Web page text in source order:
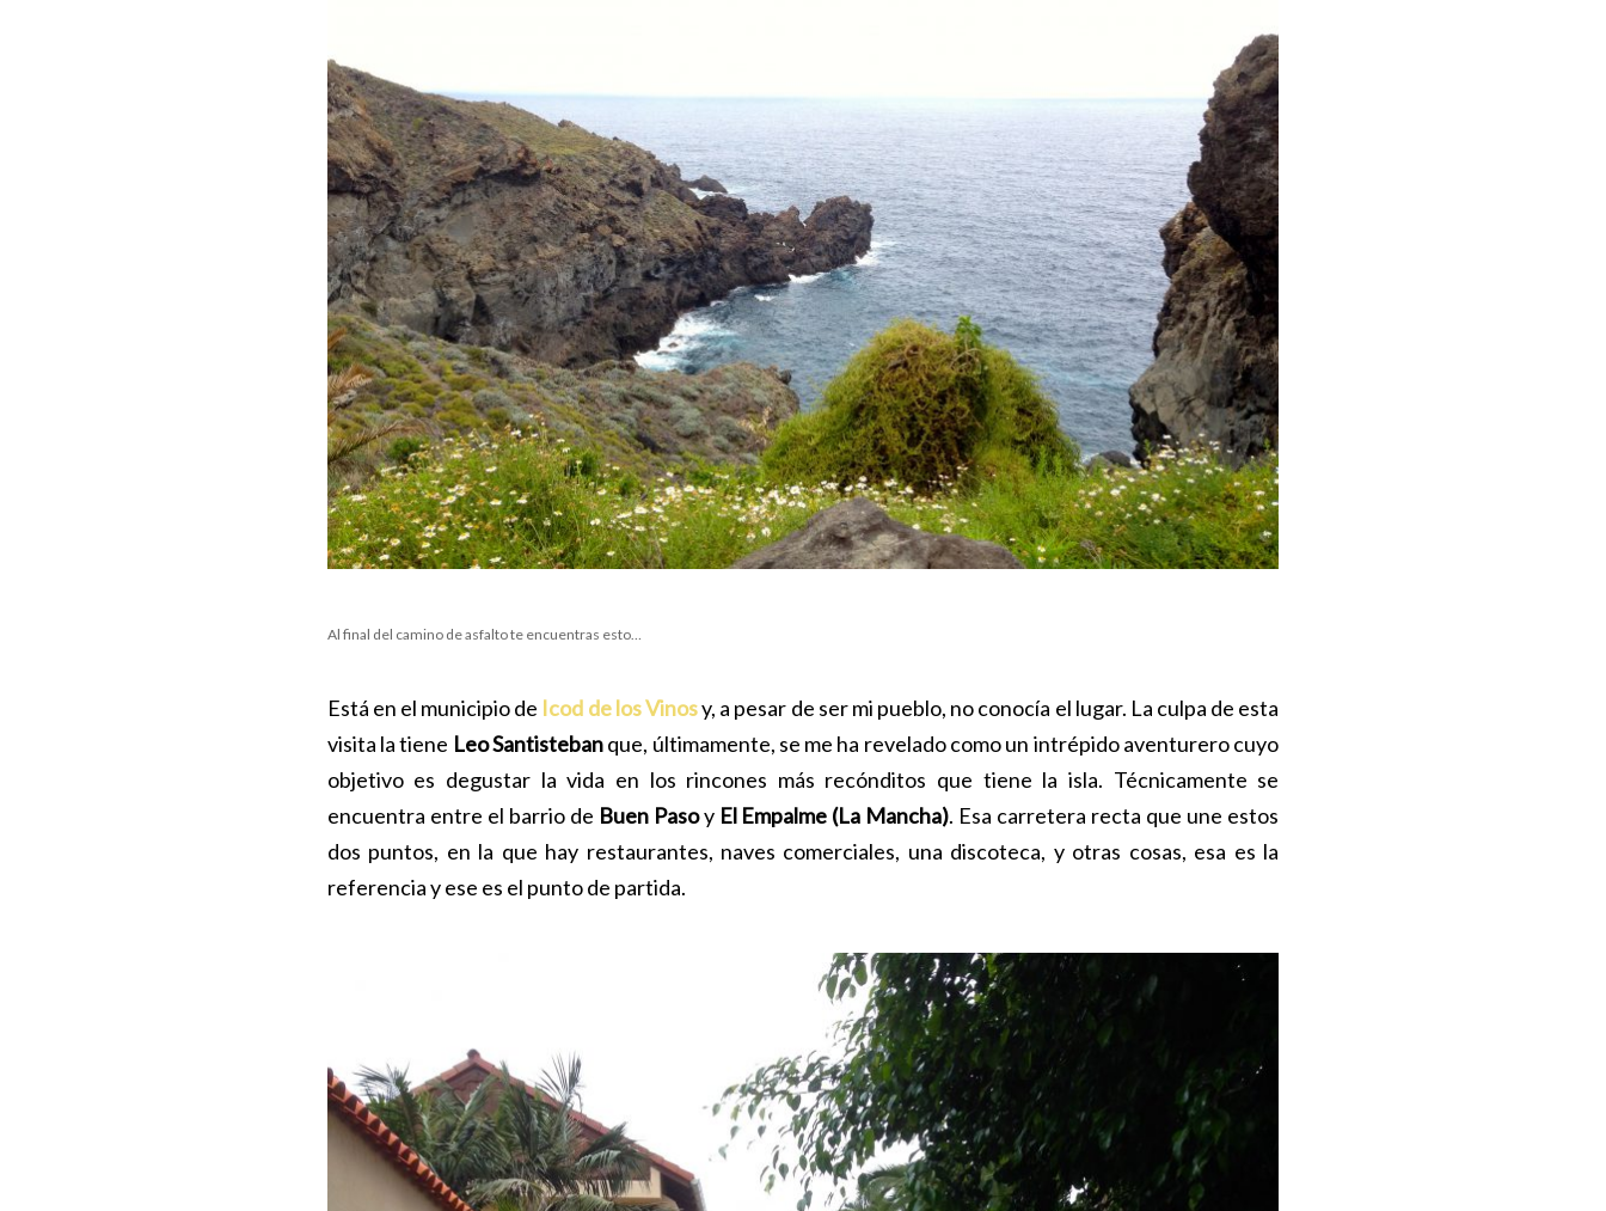
Al final del camino de asfalto te encuentras esto…
Está en el municipio de Icod de los Vinosy, a pesar de ser mi pueblo, no conocía el lugar. La culpa de esta
visita la tiene Leo Santistebanque, últimamente, se me ha revelado como un intrépido aventurero cuyo
objetivo es degustar la vida en los rincones más recónditos que tiene la isla. Técnicamente se
encuentra entre el barrio de Buen Pasoy El Empalme (La Mancha). Esa carretera recta que une estos
dos puntos, en la que hay restaurantes, naves comerciales, una discoteca, y otras cosas, esa es la
referencia y ese es el punto de partida.